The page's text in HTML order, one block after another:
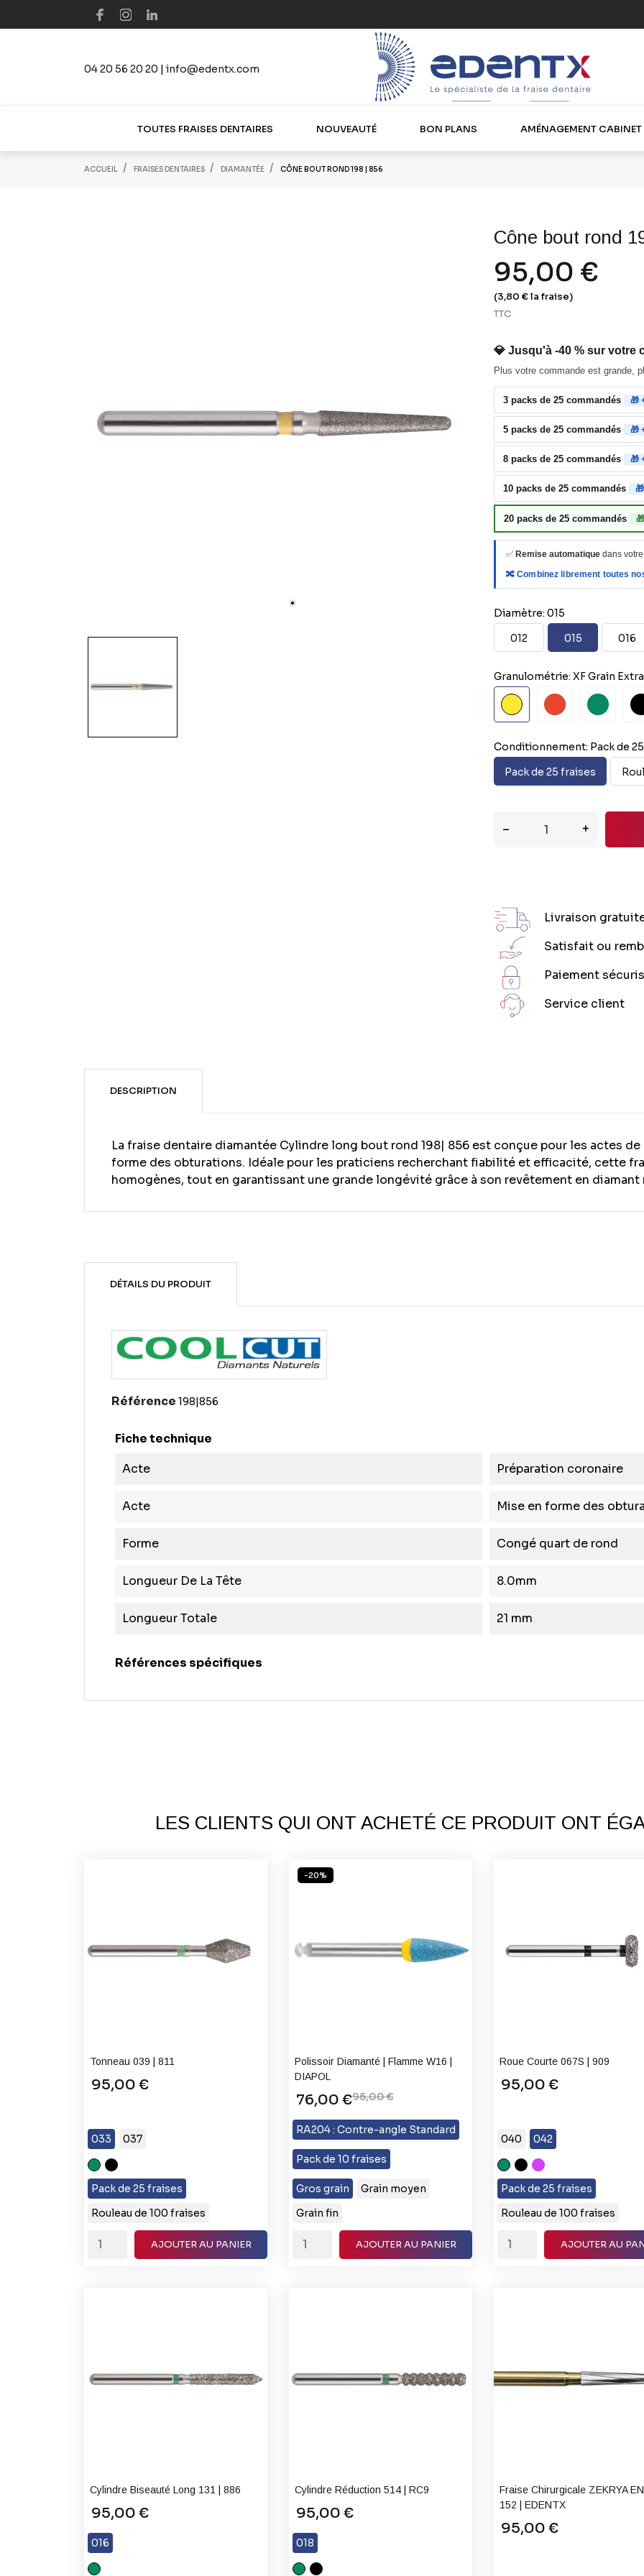
04 20 56 20 20 | info@edentx.com
TOUTES FRAISES DENTAIRES NOUVEAUTÉ BON PLANS AMÉNAGEMENT CABINET
ACCUEIL FRAISES DENTAIRES DIAMANTÉE CÔNE BOUT ROND 198 | 856
Cône bout rond
95,00 €
(3,80 € la fraise)
TTC
💎 Jusqu'à -40 % sur
Plus votre commande est grande,
3 packs de 25 commandés 🎁
5 packs de 25 commandés 🎁
8 packs de 25 commandés 🎁
10 packs de 25 commandés
20 packs de 25 commandés
✅ Remise automatique dans
🔀 Combinez librement toutes
Diamètre: 015
012
015 016
Granulométrie: XF Grain
XF
Grain
Fin
F
Grain
C
(Gros
XC
Conditionnement: Pack de
Pack de 25 fraises
– +
Livraison
Satisfait ou
Paiement
Service client
DESCRIPTION
La fraise dentaire diamantée Cylindre long bout rond 198| 856 est conçue pour les actes
forme des obturations. Idéale pour les praticiens recherchant fiabilité et efficacité, cette
homogènes, tout en garantissant une grande longévité grâce à son revêtement en diamant
DÉTAILS DU PRODUIT
Référence 198|856
Fiche technique
Acte
Préparation coronaire
Acte Mise en forme des
Forme Congé quart de rond
Longueur De La Tête 8.0mm
Longueur Totale 21 mm
Références spécifiques
LES CLIENTS QUI ONT ACHETÉ CE PRODUIT ONT
Tonneau 039 | 811
95,00 €
033 037
C
(Gros
Grain)
XC
Très
Gros
Grain
Pack de 25 fraises
Rouleau de 100 fraises
AJOUTER AU PANIER
Polissoir Diamanté | Flamme W16 |
DIAPOL
76,00 €95,00 €
RA204 : Contre-angle Standard
Pack de 10 fraises
Gros grain
Grain moyen
Grain fin
AJOUTER AU PANIER
-20%
Roue Courte 067S | 909
95,00 €
040 042
C
(Gros
Grain)
XC
Très
Gros
Grain
XXC
Grain
Extra
Gros
Pack de 25 fraises
Rouleau de 100 fraises
AJOUTER AU
Cylindre Biseauté Long 131 | 886
95,00 €
016
C
Cylindre Réduction 514 | RC9
95,00 €
018
C XC
Fraise Chirurgicale ZEKRYA
152 | EDENTX
95,00 €